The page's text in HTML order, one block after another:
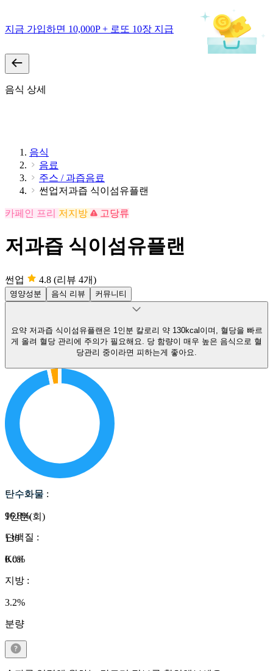
지금 가입하면 10,000P + 로또 10장 지급
음식 상세
음식
음료
주스 / 과즙음료
썬업저과즙 식이섬유플랜
카페인 프리 저지방 고당류
저과즙 식이섬유플랜
썬업 4.8 (리뷰 4개)
영양성분 음식 리뷰 커뮤니티
요약 저과즙 식이섬유플랜은 1인분 칼로리 약 130kcal이며, 혈당을 빠르
게 올려 혈당 관리에 주의가 필요해요. 당 함량이 매우 높은 음식으로 혈
당관리 중이라면 피하는게 좋아요.
탄수화물
1인분(회)
130
Kcal
탄수화물 :
96.8%
단백질 :
0.0%
지방 :
3.2%
분량